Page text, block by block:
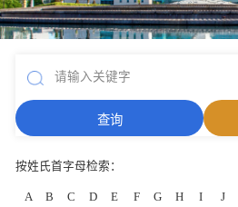
按姓氏首字母检索：
A B C D E F G H I J